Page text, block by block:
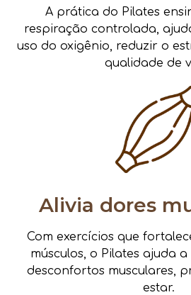
A prática do Pilates
respiração controlada,
uso do oxigênio, reduzir o
qualidade de
Alivia dores
Com exercícios que
músculos, o Pilates ajuda
desconfortos musculares,
estar.